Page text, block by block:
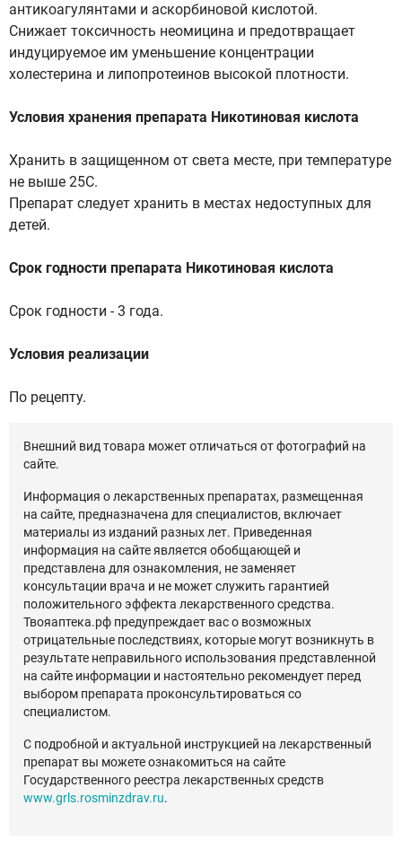
антикоагулянтами и аскорбиновой кислотой.
Снижает токсичность неомицина и предотвращает
индуцируемое им уменьшение концентрации
холестерина и липопротеинов высокой плотности.
Условия хранения препарата Никотиновая кислота
Хранить в защищенном от света месте, при температуре
не выше 25С.
Препарат следует хранить в местах недоступных для
детей.
Срок годности препарата Никотиновая кислота
Срок годности - 3 года.
Условия реализации
По рецепту.
Внешний вид товара может отличаться от фотографий на
сайте.
Информация о лекарственных препаратах, размещенная
на сайте, предназначена для специалистов, включает
материалы из изданий разных лет. Приведенная
информация на сайте является обобщающей и
представлена для ознакомления, не заменяет
консультации врача и не может служить гарантией
положительного эффекта лекарственного средства.
Твояаптека.рф предупреждает вас о возможных
отрицательные последствиях, которые могут возникнуть в
результате неправильного использования представленной
на сайте информации и настоятельно рекомендует перед
выбором препарата проконсультироваться со
специалистом.
С подробной и актуальной инструкцией на лекарственный
препарат вы можете ознакомиться на сайте
Государственного реестра лекарственных средств
www.grls.rosminzdrav.ru.